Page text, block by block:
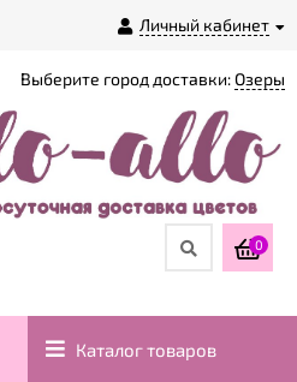
Личный кабинет
Выберите город доставки:Озеры
0
Каталог товаров